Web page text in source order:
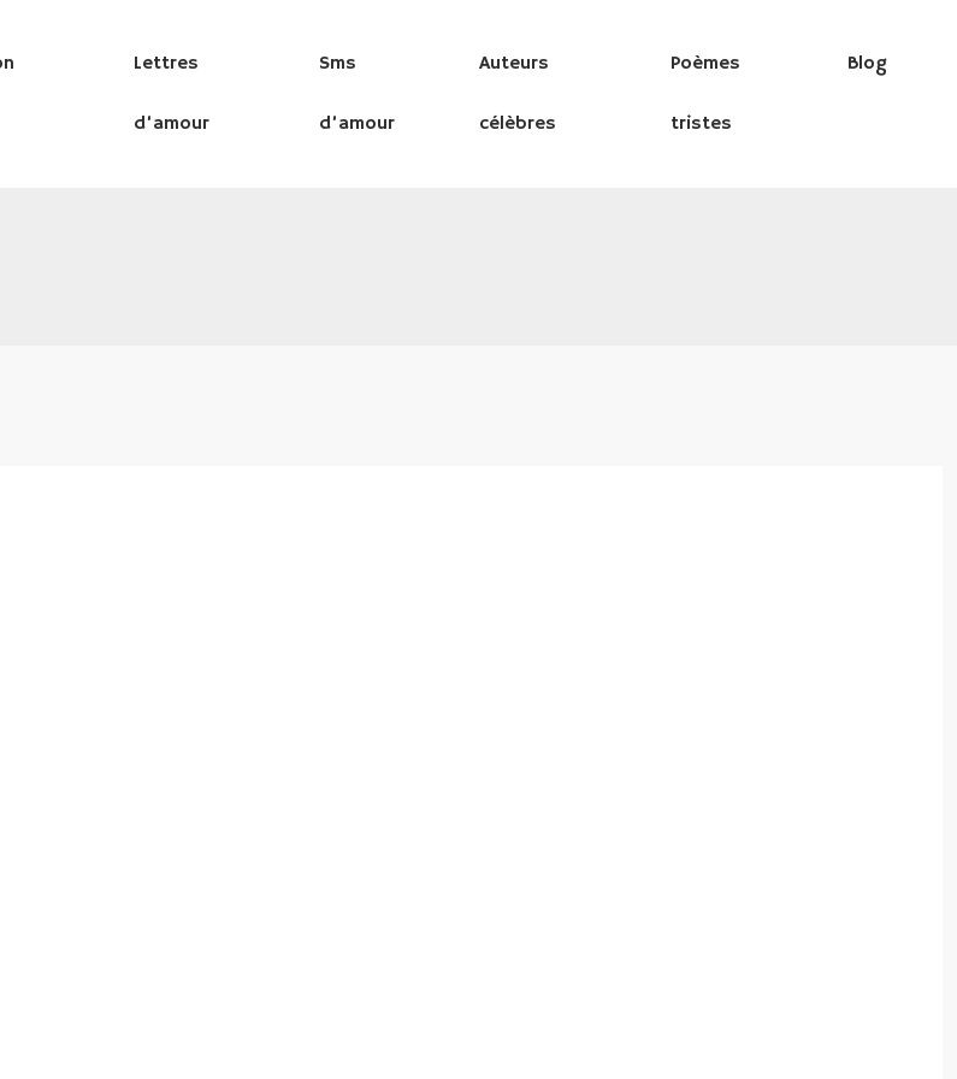
Lettres
d’amour
Sms
d’amour
Auteurs
célèbres
Poèmes
tristes
Blog